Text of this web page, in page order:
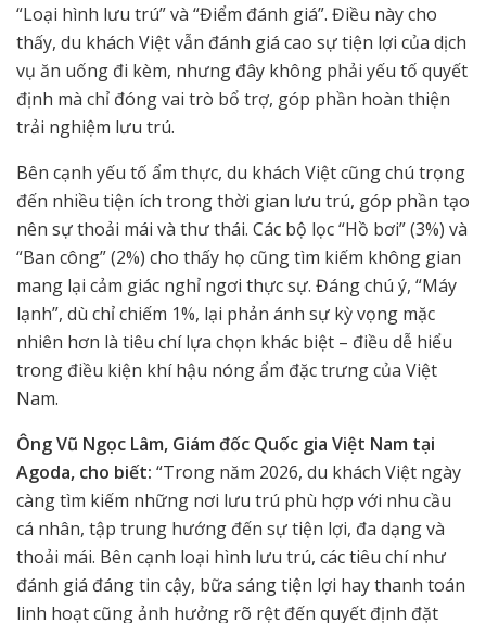
“Loại hình lưu trú” và “Điểm đánh giá”. Điều này cho
thấy, du khách Việt vẫn đánh giá cao sự tiện lợi của dịch
vụ ăn uống đi kèm, nhưng đây không phải yếu tố quyết
định mà chỉ đóng vai trò bổ trợ, góp phần hoàn thiện
trải nghiệm lưu trú.
Bên cạnh yếu tố ẩm thực, du khách Việt cũng chú trọng
đến nhiều tiện ích trong thời gian lưu trú, góp phần tạo
nên sự thoải mái và thư thái. Các bộ lọc “Hồ bơi” (3%) và
“Ban công” (2%) cho thấy họ cũng tìm kiếm không gian
mang lại cảm giác nghỉ ngơi thực sự. Đáng chú ý, “Máy
lạnh”, dù chỉ chiếm 1%, lại phản ánh sự kỳ vọng mặc
nhiên hơn là tiêu chí lựa chọn khác biệt – điều dễ hiểu
trong điều kiện khí hậu nóng ẩm đặc trưng của Việt
Nam.
Ông Vũ Ngọc Lâm, Giám đốc Quốc gia Việt Nam tại
Agoda, cho biết: “Trong năm 2026, du khách Việt ngày
càng tìm kiếm những nơi lưu trú phù hợp với nhu cầu
cá nhân, tập trung hướng đến sự tiện lợi, đa dạng và
thoải mái. Bên cạnh loại hình lưu trú, các tiêu chí như
đánh giá đáng tin cậy, bữa sáng tiện lợi hay thanh toán
linh hoạt cũng ảnh hưởng rõ rệt đến quyết định đặt